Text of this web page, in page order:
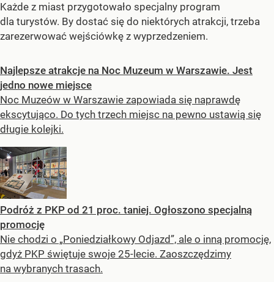
Każde z miast przygotowało specjalny program
dla turystów. By dostać się do niektórych atrakcji, trzeba
zarezerwować wejściówkę z wyprzedzeniem.
Najlepsze atrakcje na Noc Muzeum w Warszawie. Jest
jedno nowe miejsce
Noc Muzeów w Warszawie zapowiada się naprawdę
ekscytująco. Do tych trzech miejsc na pewno ustawią się
długie kolejki.
Podróż z PKP od 21 proc. taniej. Ogłoszono specjalną
promocję
Nie chodzi o „Poniedziałkowy Odjazd”, ale o inną promocję,
gdyż PKP świętuje swoje 25-lecie. Zaoszczędzimy
na wybranych trasach.